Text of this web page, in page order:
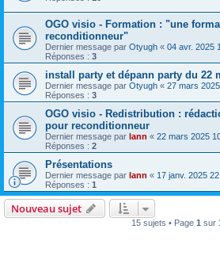
OGO visio - Formation : "une
reconditionneur"
Dernier message par Otyugh « 04 avr. 2025
Réponses : 3
install party et dépann party du 22
Dernier message par Otyugh « 27 mars
Réponses : 3
OGO visio - Redistribution :
pour reconditionneur
Dernier message par lann « 22 mars 2025
Réponses : 2
Présentations
Dernier message par lann « 17 janv. 2025
Réponses : 1
Nouveau sujet
15 sujets • Page 1 sur